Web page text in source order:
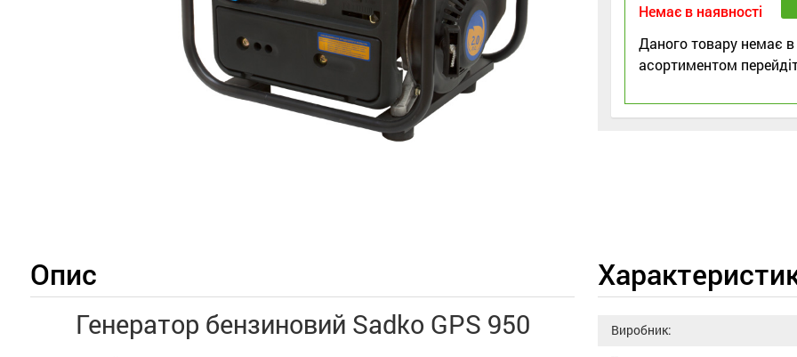
Немає в наявності
Даного товару немає
асортиментом
Опис
Генератор бензиновий Sadko GPS 950 Виробник: